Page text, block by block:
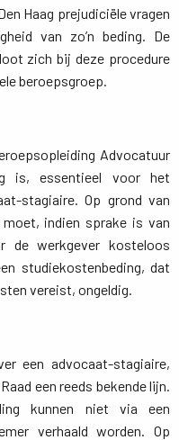
Haag prejudiciële vragen
van zo’n beding. De
zich bij deze procedure
beroepsgroep.
Advocatuur
is, essentieel voor het
stagiaire. Op grond van
indien sprake is van
de werkgever kosteloos
studiekostenbeding, dat
vereist, ongeldig.
een advocaat-stagiaire,
een reeds bekende lijn.
kunnen niet via een
verhaald worden. Op